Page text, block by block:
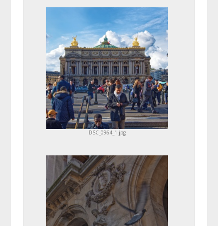
DSC_0964_1.jpg